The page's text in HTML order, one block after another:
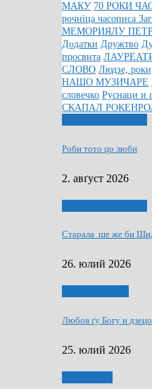
МАКУ 70 РОКИ
рочнїца часописа
МЕМОРИЯЛУ
Додатки Дружтво
просвита
СЛОВО Людзе,
НАШО МУЗИЧАРЕ
словечко Руснаци и
СКАПАЛ
Роби тото цо люби
2. авґуст 2026
Старала ше же би
26. юлий 2026
Любов ґу Богу и
25. юлий 2026